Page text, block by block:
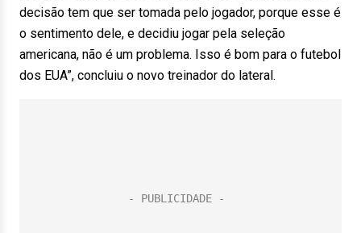
decisão tem que ser tomada pelo jogador, porque esse é
o sentimento dele, e decidiu jogar pela seleção
americana, não é um problema. Isso é bom para o futebol
dos EUA”, concluiu o novo treinador do lateral.